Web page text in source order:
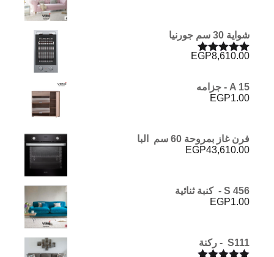
شواية 30 سم جورنيا
تم التقييمEGP8,610.00
A 15 - جزامه
EGP1.00
فرن غاز بمروحة 60 سم البا
EGP43,610.00
S 456 - كنبة ثنائية
EGP1.00
S111 - ركنة